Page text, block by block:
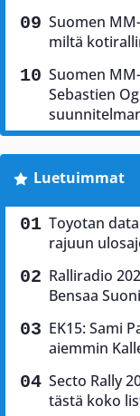
Suomen
miltä
Suomen
Sebastien
Luetuimmat
Toyotan
rajuun
Ralliradio
Bensaa
EK15: Sami
aiemmin
Secto Rally
tästä koko